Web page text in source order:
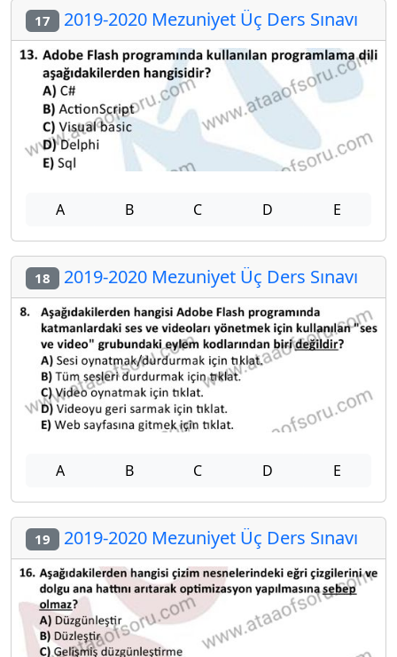
17 2019-2020 Mezuniyet Üç Ders Sınavı
A B C D E
18 2019-2020 Mezuniyet Üç Ders Sınavı
A B C D E
19 2019-2020 Mezuniyet Üç Ders Sınavı